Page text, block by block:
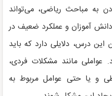
به مباحث ریاضی، می‌تواند
آموزان و عملکرد ضعیف در
درس، دلایلی دارد که باید
عواملی مانند مشکلات فردی،
و یا حتی عوامل مربوط به